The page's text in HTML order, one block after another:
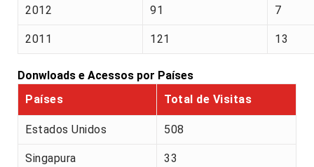
2012 91 7
2011 121 13
Donwloads e Acessos por Países
Países
Total de Visitas
Estados Unidos 508
Singapura 33